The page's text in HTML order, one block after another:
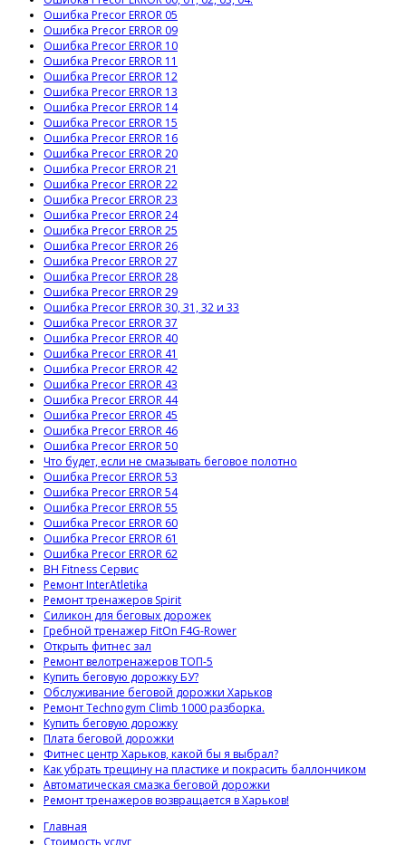
Ошибка Precor ERROR 05
Ошибка Precor ERROR 09
Ошибка Precor ERROR 10
Ошибка Precor ERROR 11
Ошибка Precor ERROR 12
Ошибка Precor ERROR 13
Ошибка Precor ERROR 14
Ошибка Precor ERROR 15
Ошибка Precor ERROR 16
Ошибка Precor ERROR 20
Ошибка Precor ERROR 21
Ошибка Precor ERROR 22
Ошибка Precor ERROR 23
Ошибка Precor ERROR 24
Ошибка Precor ERROR 25
Ошибка Precor ERROR 26
Ошибка Precor ERROR 27
Ошибка Precor ERROR 28
Ошибка Precor ERROR 29
Ошибка Precor ERROR 30, 31, 32 и 33
Ошибка Precor ERROR 37
Ошибка Precor ERROR 40
Ошибка Precor ERROR 41
Ошибка Precor ERROR 42
Ошибка Precor ERROR 43
Ошибка Precor ERROR 44
Ошибка Precor ERROR 45
Ошибка Precor ERROR 46
Ошибка Precor ERROR 50
Что будет, если не смазывать беговое полотно
Ошибка Precor ERROR 53
Ошибка Precor ERROR 54
Ошибка Precor ERROR 55
Ошибка Precor ERROR 60
Ошибка Precor ERROR 61
Ошибка Precor ERROR 62
BH Fitness Сервис
Ремонт InterAtletika
Ремонт тренажеров Spirit
Силикон для беговых дорожек
Гребной тренажер FitOn F4G-Rower
Открыть фитнес зал
Ремонт велотренажеров ТОП-5
Купить беговую дорожку БУ?
Обслуживание беговой дорожки Харьков
Ремонт Technogym Climb 1000 разборка.
Купить беговую дорожку
Плата беговой дорожки
Фитнес центр Харьков, какой бы я выбрал?
Как убрать трещину на пластике и покрасить баллончиком
Автоматическая смазка беговой дорожки
Ремонт тренажеров возвращается в Харьков!
Главная